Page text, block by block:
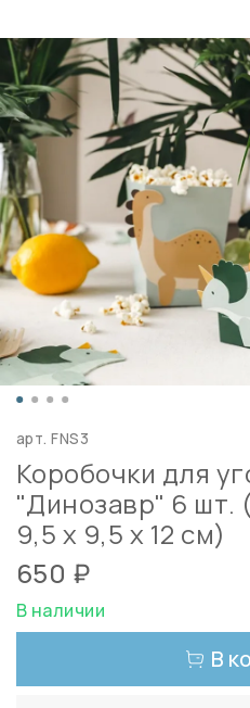
арт.FNS3
Коробочки для
"Динозавр" 6 шт.
9,5 х 9,5 х 12 см)
650 ₽
В наличии
В